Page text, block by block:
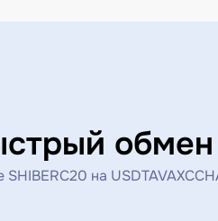
обмен
на